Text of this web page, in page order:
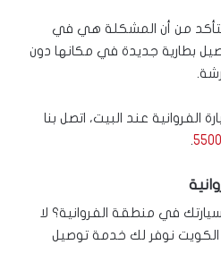
من أن المشكلة هي في
بطارية جديدة في مكانها دون
الفروانية عند البيت، اتصل بنا
.
في منطقة الفروانية؟ لا
نوفر لك خدمة توصيل